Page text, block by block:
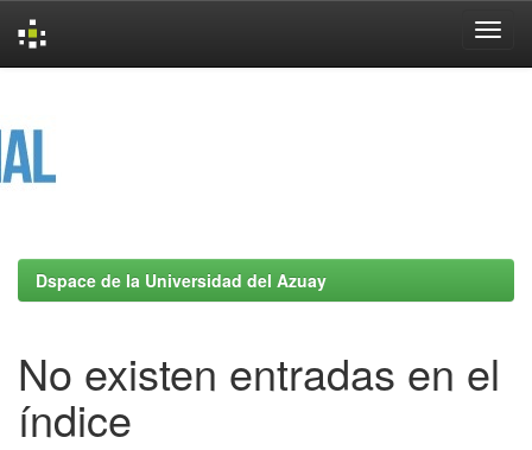
Dspace de la Universidad del Azuay
No existen entradas en el
índice